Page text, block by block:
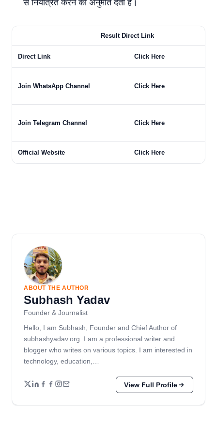
से नियंत्रित करने की अनुमति देता है।
Result Direct Link
Direct Link Click Here
Join WhatsApp Channel Click Here
Join Telegram Channel Click Here
Official Website Click Here
ABOUT THE AUTHOR
Subhash Yadav
Founder & Journalist
Hello, I am Subhash, Founder and Chief Author of
subhashyadav.org. I am a professional writer and
blogger who writes on various topics. I am interested in
technology, education,…
View Full Profile